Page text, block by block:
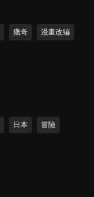
獵奇 漫畫改編
日本 冒險